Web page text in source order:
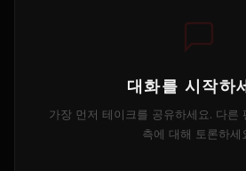
대화를 시작하
가장 먼저 테이크를 공유하세요. 다른
측에 대해 토론하세